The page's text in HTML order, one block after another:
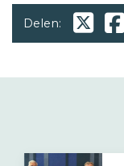
Delen: